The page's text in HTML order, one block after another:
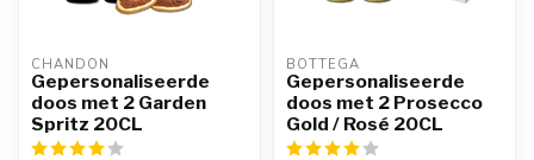
CHANDON
Gepersonaliseerde
doos met 2 Garden
Spritz 20CL
BOTTEGA
Gepersonaliseerde
doos met 2 Prosecco
Gold / Rosé 20CL